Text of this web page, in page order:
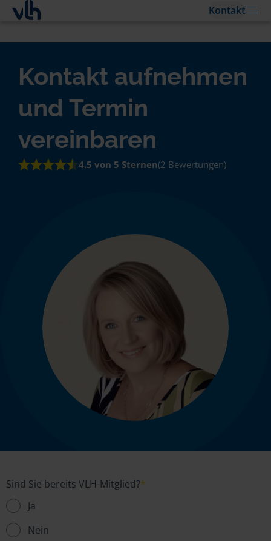
Kontakt
Kontakt aufnehmen
und Termin
vereinbaren
4.5 von 5 Sternen(2 Bewertungen)
Sind Sie bereits VLH-Mitglied?*
Ja
Nein